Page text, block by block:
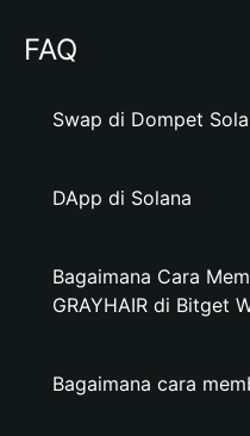
FAQ
Swap di Dompet
DApp di Solana
Bagaimana Cara
GRAYHAIR di Bitget
Bagaimana cara